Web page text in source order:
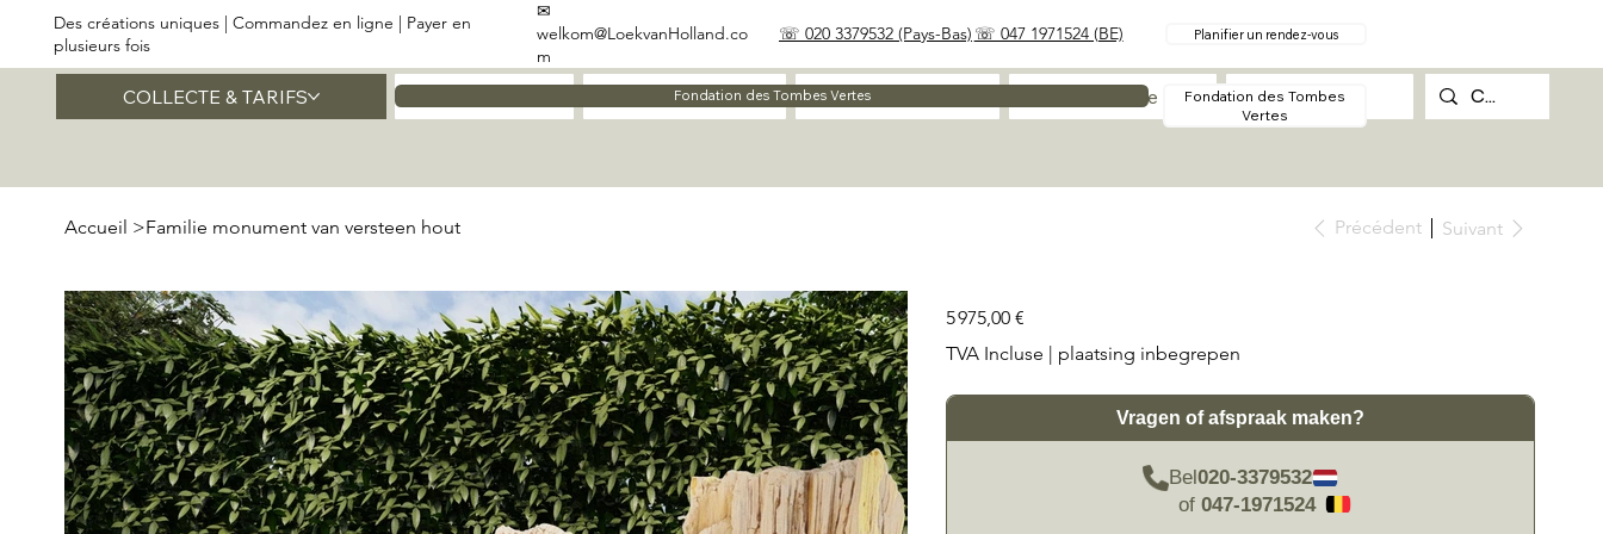
COLLECTE & TARIFS À propos Matériaux Procédure Contact
Fondation des Tombes Vertes
Fondation des Tombes
Vertes
Des créations uniques | Commandez en ligne | Payer en
plusieurs fois
☏ 020 3379532 (Pays-Bas) ☏ 047 1971524 (BE) Planifier un rendez-vous
✉
welkom@LoekvanHolland.co
m
Accueil >Familie monument van versteen hout Précédent Suivant
Prix
5 975,00 €
TVA Incluse | plaatsing inbegrepen
Vragen of afspraak maken?
Bel020-3379532
of 047-1971524